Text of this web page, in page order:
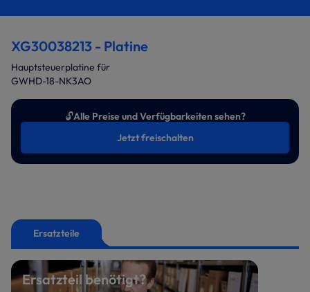
XG30038213 - Platine
Hauptsteuerplatine für
GWHD-18-NK3AO
🔓Alle Preise und Verfügbarkeiten sehen?
Jetzt freischalten
Ersatzteile
Ersatzteil benötigt?